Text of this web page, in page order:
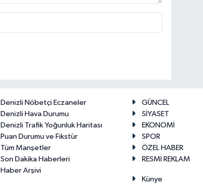
Denizli Nöbetçi Eczaneler
Denizli Hava Durumu
Denizli Trafik Yoğunluk Haritası
Puan Durumu ve Fikstür
Tüm Manşetler
Son Dakika Haberleri
Haber Arşivi
GÜNCEL
SİYASET
EKONOMİ
SPOR
ÖZEL HABER
RESMİ REKLAM
Künye